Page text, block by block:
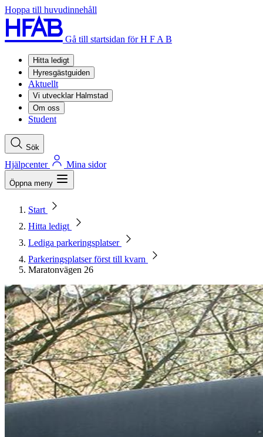
Hoppa till huvudinnehåll
Gå till startsidan för H F A B
Hitta ledigt
Hyresgästguiden
Aktuellt
Vi utvecklar Halmstad
Om oss
Student
Sök
Hjälpcenter Mina sidor
Öppna meny
Start
Hitta ledigt
Lediga parkeringsplatser
Parkeringsplatser först till kvarn
Maratonvägen 26